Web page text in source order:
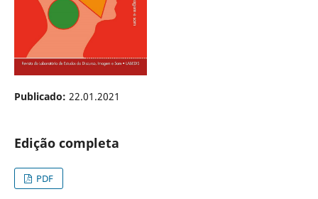
Publicado: 22.01.2021
Edição completa
PDF